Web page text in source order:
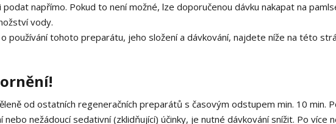
napřímo. Pokud to není možné, lze doporučenou dávku nakapat na
vody.
používání tohoto preparátu, jeho složení a dávkování, najdete níže na této
od ostatních regeneračních preparátů s časovým odstupem min. 10 min.
nežádoucí sedativní (zklidňující) účinky, je nutné dávkování snížit. Po více